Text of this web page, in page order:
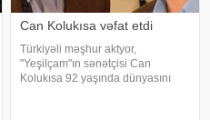
Can Kolukısa vəfat etdi
Türkiyəli məşhur aktyor,
"Yeşilçam"ın sənətçisi Can
Kolukısa 92 yaşında dünyasını